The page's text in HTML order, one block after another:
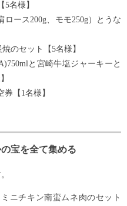
名様】
ース200g、モモ250g）とうな
のセット【5名様】
と宮崎牛塩ジャーキーと
【1名様】
宝を全て集める
ニチキン南蛮ムネ肉のセット